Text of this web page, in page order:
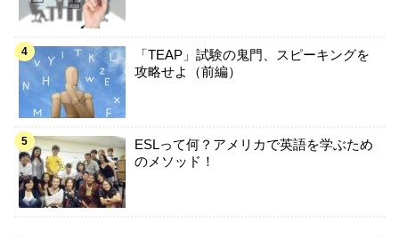
「TEAP」試験の鬼門、スピーキングを
攻略せよ（前編）
ESLって何？アメリカで英語を学ぶため
のメソッド！